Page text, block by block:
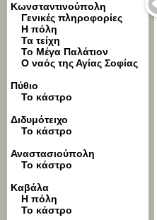
Κωνσταντινούπολη
Γενικές πληροφορίες
Η πόλη
Τα τείχη
Το Μέγα Παλάτιον
Ο ναός της Αγίας Σοφίας
Πύθιο
Το κάστρο
Διδυμότειχο
Το κάστρο
Αναστασιούπολη
Το κάστρο
Καβάλα
Η πόλη
Το κάστρο